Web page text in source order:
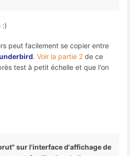
:)
peut facilement se copier entre
. Voir la partie 2 de ce
test à petit échelle et que l'on
sur l'interface d'affichage de